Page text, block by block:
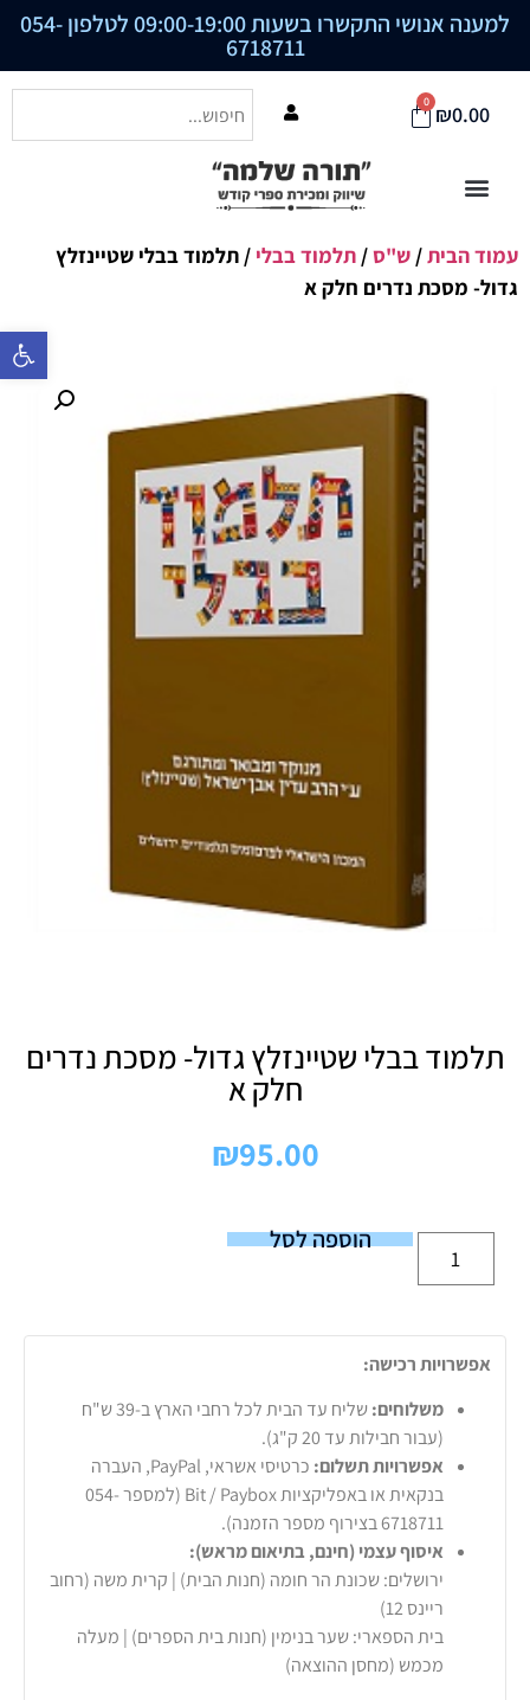
פתח סרגל
למענה אנושי התקשרו בשעות 09:00-19:00 לטלפון 054-
6718711
₪0.00
0
עמוד הבית/ ש"ס/ תלמוד בבלי / תלמוד בבלי שטיינזלץ
גדול- מסכת נדרים חלק א
תלמוד בבלי שטיינזלץ גדול- מסכת נדרים
חלק א
₪95.00
הוספה לסל
אפשרויות רכישה:
משלוחים:
שליח עד הבית לכל רחבי הארץ ב-39 ש"ח
(עבור חבילות עד 20 ק"ג).
אפשרויות תשלום:
כרטיסי אשראי, PayPal, העברה
בנקאית או באפליקציות Bit / Paybox (למספר 054-
6718711 בצירוף מספר הזמנה).
איסוף עצמי (חינם, בתיאום מראש):
ירושלים: שכונת הר חומה (חנות הבית) | קרית משה (רחוב
ריינס 12)
בית הספארי: שער בנימין (חנות בית הספרים) | מעלה
מכמש (מחסן ההוצאה)